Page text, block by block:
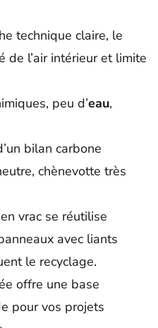
technique claire, le
l’air intérieur et limite
peu d’eau,
bilan carbone
chènevotte très
vrac se réutilise
avec liants
le recyclage.
offre une base
pour vos projets